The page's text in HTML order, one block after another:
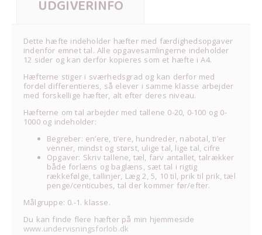
UDGIVERINFO
Dette hæfte indeholder hæfter med færdighedsopgaver
indenfor emnet tal. Alle opgavesamlingerne indeholder
12 sider og kan derfor kopieres som et hæfte i A4.
Hæfterne stiger i sværhedsgrad og kan derfor med
fordel differentieres, så elever i samme klasse arbejder
med forskellige hæfter, alt efter deres niveau.
Hæfterne om tal arbejder med tallene 0-20, 0-100 og 0-
1000 og indeholder:
Begreber: en’ere, ti’ere, hundreder, nabotal, ti’er
venner, mindst og størst, ulige tal, lige tal, cifre
Opgaver: Skriv tallene, tæl, farv antallet, talrækker
både forlæns og baglæns, sæt tal i rigtig
rækkefølge, tallinjer, Læg 2, 5, 10 til, prik til prik, tæl
penge/centicubes, tal der kommer før/efter.
Målgruppe: 0.-1. klasse.
Du kan finde flere hæfter på min hjemmeside
www.undervisningsforlob.dk